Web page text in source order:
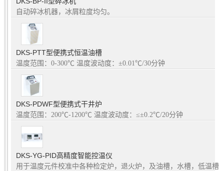
自动碎冰机器，冰屑粒度均匀。
DKS-PTT型便携式恒温油槽
温度范围：0-300℃ 温度波动度：±0.01℃/30分钟
DKS-PDWF型便携式干井炉
温度范围：200℃-1200℃ 温度波动度：≤±0.2℃/20分钟
DKS-YG-PID高精度智能控温仪
用于温度元件校准中各种检定炉，退火炉，及油槽，水槽，低温槽